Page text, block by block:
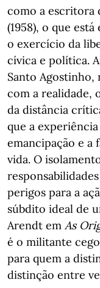
como a escritora
(1958), o que
o exercício da
cívica e política.
Santo Agostinho,
com a realidade,
da distância
que a
emancipação e a
vida. O
perigos para a
súbdito ideal de
Arendt em As
é o militante
para quem a
distinção entre